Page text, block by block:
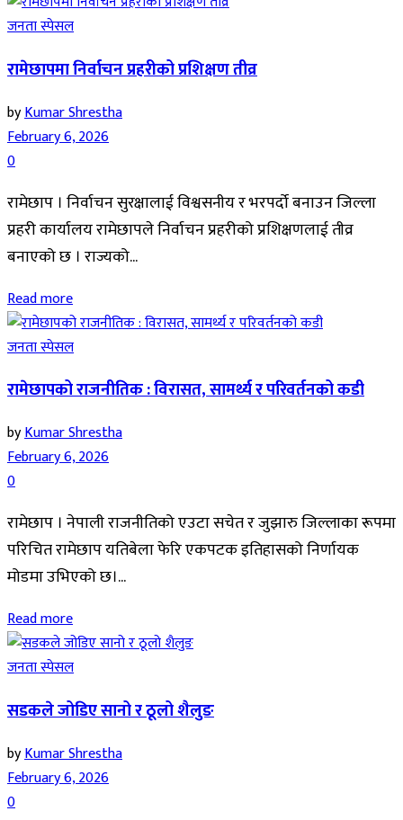
जनता स्पेसल
रामेछापमा निर्वाचन प्रहरीको प्रशिक्षण तीव्र
byKumar Shrestha
February 6, 2026
0
रामेछाप । निर्वाचन सुरक्षालाई विश्वसनीय र भरपर्दो बनाउन जिल्ला
प्रहरी कार्यालय रामेछापले निर्वाचन प्रहरीको प्रशिक्षणलाई तीव्र
बनाएको छ । राज्यको...
Read more
जनता स्पेसल
रामेछापको राजनीतिक : विरासत, सामर्थ्य र परिवर्तनको कडी
byKumar Shrestha
February 6, 2026
0
रामेछाप । नेपाली राजनीतिको एउटा सचेत र जुझारु जिल्लाका रूपमा
परिचित रामेछाप यतिबेला फेरि एकपटक इतिहासको निर्णायक
मोडमा उभिएको छ।...
Read more
जनता स्पेसल
सडकले जोडिए सानो र ठूलो शैलुङ
byKumar Shrestha
February 6, 2026
0